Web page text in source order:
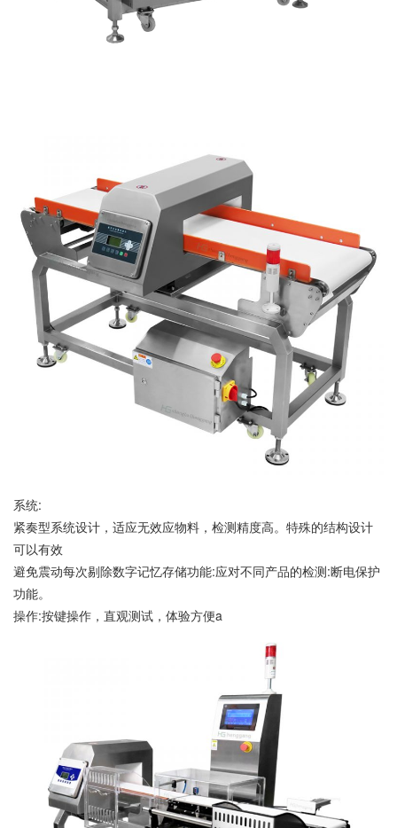
系统:
紧奏型系统设计，适应无效应物料，检测精度高。特殊的结构设计
可以有效
避免震动每次剔除数字记忆存储功能:应对不同产品的检测:断电保护
功能。
操作:按键操作，直观测试，体验方便a